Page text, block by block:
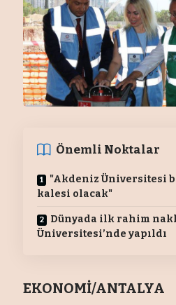
Önemli Noktalar
"Akdeniz Üniversitesi
kalesi olacak"
Dünyada ilk rahim
Üniversitesi’nde yapıldı
EKONOMİ/ANTALYA